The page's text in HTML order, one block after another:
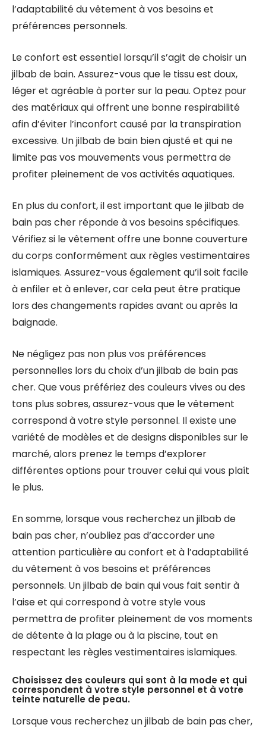
l’adaptabilité du vêtement à vos besoins et
préférences personnels.
Le confort est essentiel lorsqu’il s’agit de choisir un
jilbab de bain. Assurez-vous que le tissu est doux,
léger et agréable à porter sur la peau. Optez pour
des matériaux qui offrent une bonne respirabilité
afin d’éviter l’inconfort causé par la transpiration
excessive. Un jilbab de bain bien ajusté et qui ne
limite pas vos mouvements vous permettra de
profiter pleinement de vos activités aquatiques.
En plus du confort, il est important que le jilbab de
bain pas cher réponde à vos besoins spécifiques.
Vérifiez si le vêtement offre une bonne couverture
du corps conformément aux règles vestimentaires
islamiques. Assurez-vous également qu’il soit facile
à enfiler et à enlever, car cela peut être pratique
lors des changements rapides avant ou après la
baignade.
Ne négligez pas non plus vos préférences
personnelles lors du choix d’un jilbab de bain pas
cher. Que vous préfériez des couleurs vives ou des
tons plus sobres, assurez-vous que le vêtement
correspond à votre style personnel. Il existe une
variété de modèles et de designs disponibles sur le
marché, alors prenez le temps d’explorer
différentes options pour trouver celui qui vous plaît
le plus.
En somme, lorsque vous recherchez un jilbab de
bain pas cher, n’oubliez pas d’accorder une
attention particulière au confort et à l’adaptabilité
du vêtement à vos besoins et préférences
personnels. Un jilbab de bain qui vous fait sentir à
l’aise et qui correspond à votre style vous
permettra de profiter pleinement de vos moments
de détente à la plage ou à la piscine, tout en
respectant les règles vestimentaires islamiques.
Choisissez des couleurs qui sont à la mode et qui
correspondent à votre style personnel et à votre
teinte naturelle de peau.
Lorsque vous recherchez un jilbab de bain pas cher,